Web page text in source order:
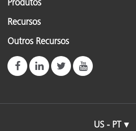
Produtos
Recursos
Outros Recursos
US - PT